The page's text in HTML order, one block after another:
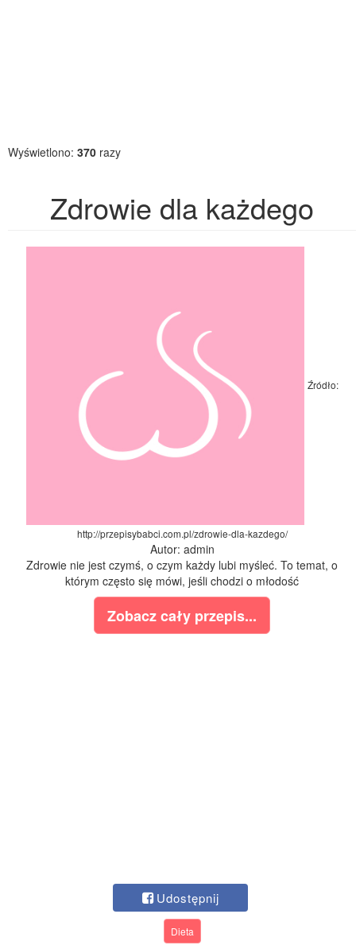
Wyświetlono: 370 razy
Zdrowie dla każdego
Źródło:
http://przepisybabci.com.pl/zdrowie-dla-kazdego/
Autor: admin
Zdrowie nie jest czymś, o czym każdy lubi myśleć. To temat, o
którym często się mówi, jeśli chodzi o młodość
Zobacz cały przepis...
Udostępnij
Dieta